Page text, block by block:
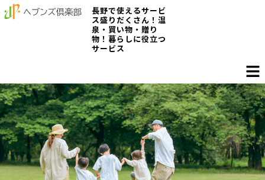
長野で使えるサービ
ス盛りだくさん！温
泉・買い物・贈り
物！暮らしに役立つ
サービス